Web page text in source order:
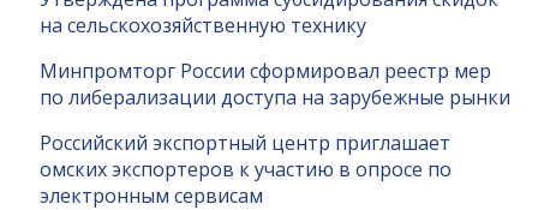
на сельскохозяйственную технику
Минпромторг России сформировал реестр мер
по либерализации доступа на зарубежные рынки
Российский экспортный центр приглашает
омских экспортеров к участию в опросе по
электронным сервисам